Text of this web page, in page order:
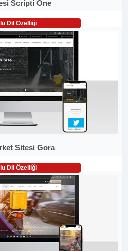
Scripti One
Dil Özelliği
Sitesi Gora
Dil Özelliği